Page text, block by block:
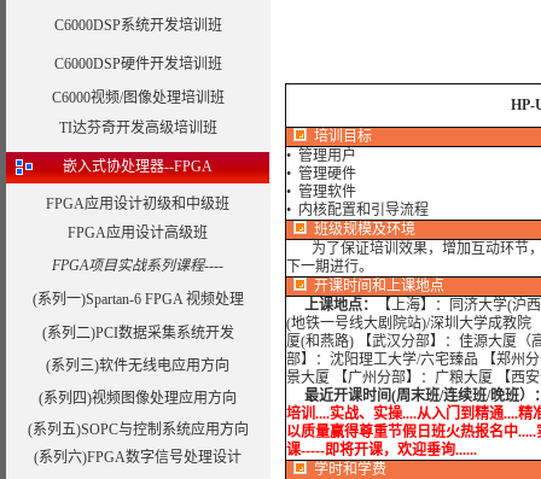
C6000DSP系统开发培训班
C6000DSP硬件开发培训班
C6000视频/图像处理培训班
TI达芬奇开发高级培训班
嵌入式协处理器--FPGA
FPGA应用设计初级和中级班
FPGA应用设计高级班
FPGA项目实战系列课程----
(系列一)Spartan-6 FPGA 视频处理
(系列二)PCI数据采集系统开发
(系列三)软件无线电应用方向
(系列四)视频图像处理应用方向
(系列五)SOPC与控制系统应用方向
(系列六)FPGA数字信号处理设计
HP-
培训目标
• 管理用户
• 管理硬件
• 管理软件
• 内核配置和引导流程
班级规模及环境
为了保证培训效果，增加互动环节，
下一期进行。
开课时间和上课地点
上课地点：
【上海】：同济大学(沪
(地铁一号线大剧院站)/深圳大学成教院
厦(和燕路) 【武汉分部】：佳源大厦（
部】：沈阳理工大学/六宅臻品 【郑州
景大厦 【广州分部】：广粮大厦 【西
最近开课时间(周末班/连续班/晚班）
培训....实战、实操....从入门到精通....精
以质量赢得尊重节假日班火热报名中
课-----即将开课，欢迎垂询......
学时和学费